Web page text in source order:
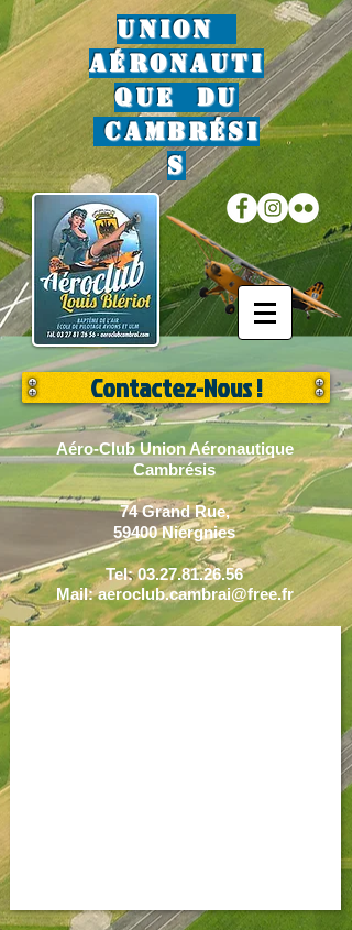
Union
Aéronauti
que du
Cambrési
s
Aéro-Club Union Aéronautique
Cambrésis
74 Grand Rue,
59400 Niergnies
Tel:03.27.81.26.56
Mail:aeroclub.cambrai@free.fr
Contactez-Nous !